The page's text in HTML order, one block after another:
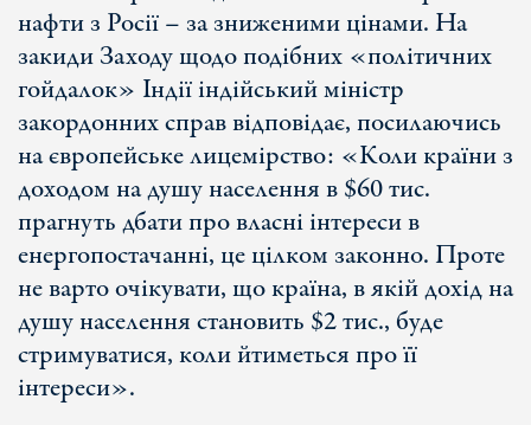
нафти з Росії – за зниженими цінами. На
закиди Заходу щодо подібних «політичних
гойдалок» Індії індійський міністр
закордонних справ відповідає, посилаючись
на європейське лицемірство: «Коли країни з
доходом на душу населення в $60 тис.
прагнуть дбати про власні інтереси в
енергопостачанні, це цілком законно. Проте
не варто очікувати, що країна, в якій дохід на
душу населення становить $2 тиc., буде
стримуватися, коли йтиметься про її
інтереси».